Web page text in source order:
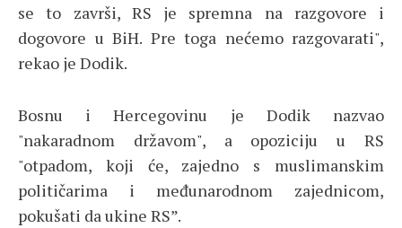
se to završi, RS je spremna na razgovore i
dogovore u BiH. Pre toga nećemo razgovarati",
rekao je Dodik.
Bosnu i Hercegovinu je Dodik nazvao
"nakaradnom državom", a opoziciju u RS
"otpadom, koji će, zajedno s muslimanskim
političarima i međunarodnom zajednicom,
pokušati da ukine RS”.